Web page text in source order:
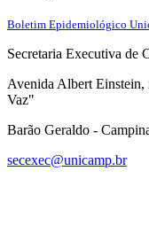
Boletim Epidemiológico
Secretaria Executiva de
Avenida Albert
Vaz"
Barão Geraldo -
secexec@unicamp.br